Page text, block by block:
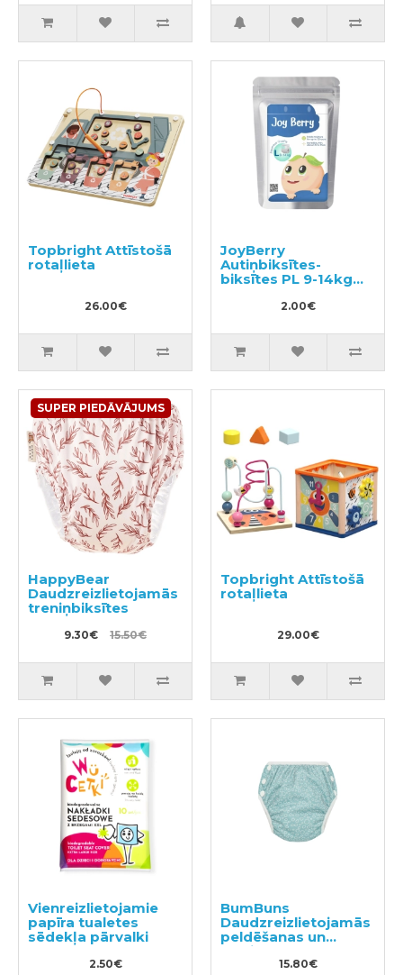
Topbright Attīstošā
rotaļlieta
26.00€
JoyBerry
Autiņbiksītes-
biksītes PL 9-14kg
2.00€
SUPER PIEDĀVĀJUMS
HappyBear
Daudzreizlietojamās
treniņbiksītes
9.30€ 15.50€
Topbright Attīstošā
rotaļlieta
29.00€
Vienreizlietojamie
papīra tualetes
sēdekļa pārvalki
2.50€
BumBuns
Daudzreizlietojamās
peldēšanas un
podiņmācību
autiņbiksīte L 14–
15.80€